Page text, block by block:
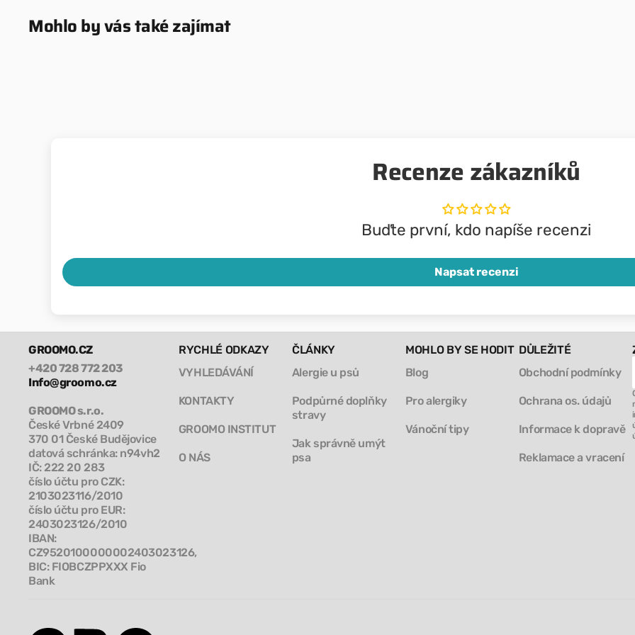
Mohlo by vás také zajímat
Recenze zákazníků
Buďte první, kdo napíše recenzi
Napsat recenzi
GROOMO.CZ
+420 728 772 203
Info@groomo.cz
GROOMO s.r.o.
České Vrbné 2409
370 01 České Budějovice
datová schránka: n94vh2
IČ: 222 20 283
číslo účtu pro CZK:
2103023116/2010
číslo účtu pro EUR:
2403023126/2010
IBAN:
CZ9520100000002403023126,
BIC: FIOBCZPPXXX Fio
Bank
RYCHLÉ ODKAZY
VYHLEDÁVÁNÍ
KONTAKTY
GROOMO INSTITUT
O NÁS
ČLÁNKY
Alergie u psů
Podpůrné doplňky
stravy
Jak správně umýt
psa
MOHLO BY SE HODIT
Blog
Pro alergiky
Vánoční tipy
DŮLEŽITÉ
Obchodní podmínky
Ochrana os. údajů
Informace k dopravě
Reklamace a vracení